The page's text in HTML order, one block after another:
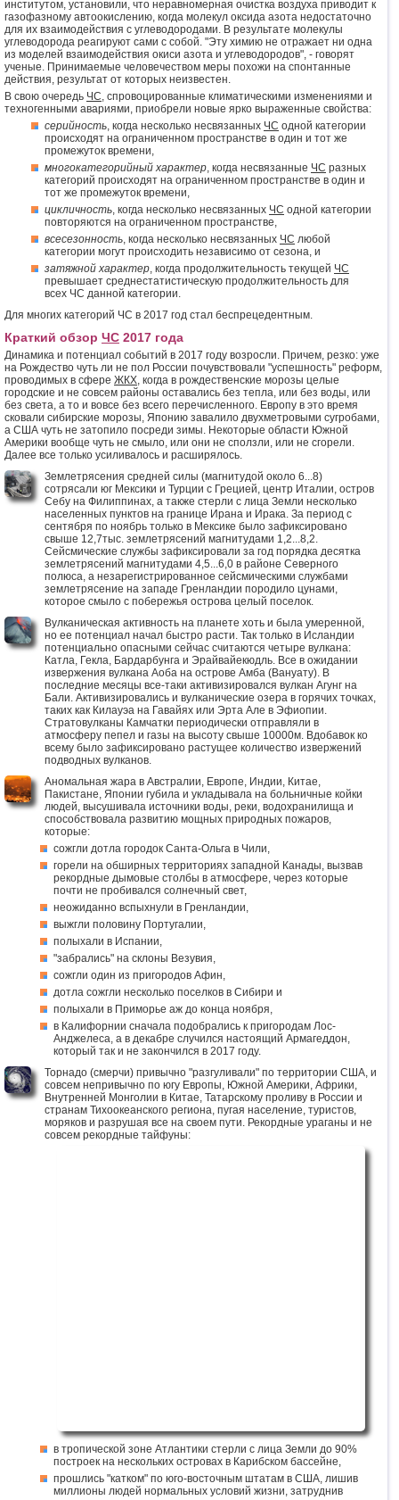
институтом, установили, что неравномерная очистка воздуха приводит к
газофазному автоокислению, когда молекул оксида азота недостаточно
для их взаимодействия с углеводородами. В результате молекулы
углеводорода реагируют сами с собой. "Эту химию не отражает ни одна
из моделей взаимодействия окиси азота и углеводородов", - говорят
ученые. Принимаемые человечеством меры похожи на спонтанные
действия, результат от которых неизвестен.
В свою очередь ЧС, спровоцированные климатическими изменениями и
техногенными авариями, приобрели новые ярко выраженные свойства:
серийность, когда несколько несвязанных ЧС одной категории
происходят на ограниченном пространстве в один и тот же
промежуток времени,
многокатегорийный характер, когда несвязанные ЧС разных
категорий происходят на ограниченном пространстве в один и
тот же промежуток времени,
цикличность, когда несколько несвязанных ЧС одной категории
повторяются на ограниченном пространстве,
всесезонность, когда несколько несвязанных ЧС любой
категории могут происходить независимо от сезона, и
затяжной характер, когда продолжительность текущей ЧС
превышает среднестатистическую продолжительность для
всех ЧС данной категории.
Для многих категорий ЧС в 2017 год стал беспрецедентным.
Краткий обзор ЧС 2017 года
Динамика и потенциал событий в 2017 году возросли. Причем, резко: уже
на Рождество чуть ли не пол России почувствовали "успешность" реформ,
проводимых в сфере ЖКХ, когда в рождественские морозы целые
городские и не совсем районы оставались без тепла, или без воды, или
без света, а то и вовсе без всего перечисленного. Европу в это время
сковали сибирские морозы, Японию завалило двухметровыми сугробами,
а США чуть не затопило посреди зимы. Некоторые области Южной
Америки вообще чуть не смыло, или они не сползли, или не сгорели.
Далее все только усиливалось и расширялось.
Землетрясения средней силы (магнитудой около 6...8)
сотрясали юг Мексики и Турции с Грецией, центр Италии, остров
Себу на Филиппинах, а также стерли с лица Земли несколько
населенных пунктов на границе Ирана и Ирака. За период с
сентября по ноябрь только в Мексике было зафиксировано
свыше 12,7тыс. землетрясений магнитудами 1,2...8,2.
Сейсмические службы зафиксировали за год порядка десятка
землетрясений магнитудами 4,5...6,0 в районе Северного
полюса, а незарегистрированное сейсмическими службами
землетрясение на западе Гренландии породило цунами,
которое смыло с побережья острова целый поселок.
Вулканическая активность на планете хоть и была умеренной,
но ее потенциал начал быстро расти. Так только в Исландии
потенциально опасными сейчас считаются четыре вулкана:
Катла, Гекла, Бардарбунга и Эрайвайекюдль. Все в ожидании
извержения вулкана Аоба на острове Амба (Вануату). В
последние месяцы все-таки активизировался вулкан Агунг на
Бали. Активизировались и вулканические озера в горячих точках,
таких как Килауэа на Гавайях или Эрта Але в Эфиопии.
Стратовулканы Камчатки периодически отправляли в
атмосферу пепел и газы на высоту свыше 10000м. Вдобавок ко
всему было зафиксировано растущее количество извержений
подводных вулканов.
Аномальная жара в Австралии, Европе, Индии, Китае,
Пакистане, Японии губила и укладывала на больничные койки
людей, высушивала источники воды, реки, водохранилища и
способствовала развитию мощных природных пожаров,
которые:
сожгли дотла городок Санта-Ольга в Чили,
горели на обширных территориях западной Канады, вызвав
рекордные дымовые столбы в атмосфере, через которые
почти не пробивался солнечный свет,
неожиданно вспыхнули в Гренландии,
выжгли половину Португалии,
полыхали в Испании,
"забрались" на склоны Везувия,
сожгли один из пригородов Афин,
дотла сожгли несколько поселков в Сибири и
полыхали в Приморье аж до конца ноября,
в Калифорнии сначала подобрались к пригородам Лос-
Анджелеса, а в декабре случился настоящий Армагеддон,
который так и не закончился в 2017 году.
Торнадо (смерчи) привычно "разгуливали" по территории США, и
совсем непривычно по югу Европы, Южной Америки, Африки,
Внутренней Монголии в Китае, Татарскому проливу в России и
странам Тихоокеанского региона, пугая население, туристов,
моряков и разрушая все на своем пути. Рекордные ураганы и не
совсем рекордные тайфуны:
в тропической зоне Атлантики стерли с лица Земли до 90%
построек на нескольких островах в Карибском бассейне,
прошлись "катком" по юго-восточным штатам в США, лишив
миллионы людей нормальных условий жизни, затруднив